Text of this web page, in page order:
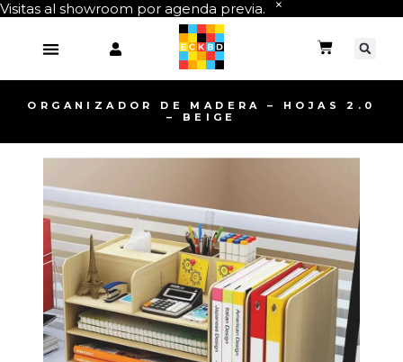
Visitas al showroom por agenda previa.
ORGANIZADOR DE MADERA – HOJAS 2.0
– BEIGE